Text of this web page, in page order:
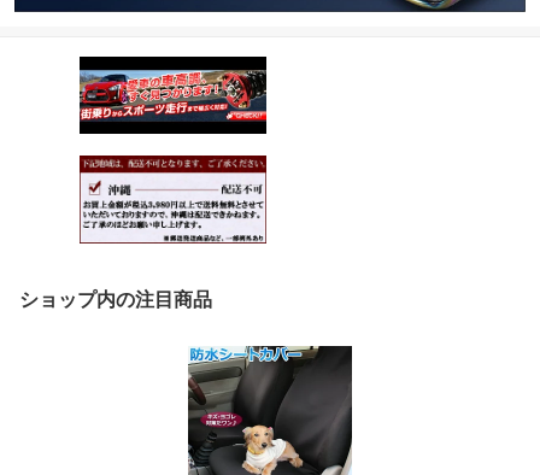
ショップ内の注目商品